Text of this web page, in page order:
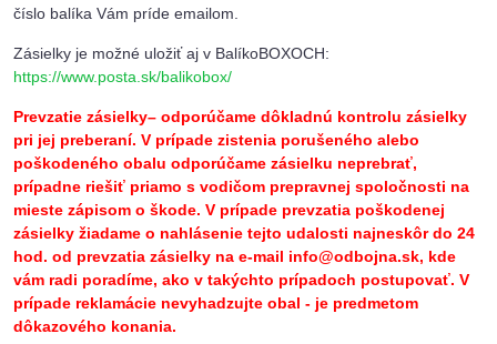
číslo balíka Vám príde emailom.
Zásielky je možné uložiť aj v BalíkoBOXOCH:
https://www.posta.sk/balikobox/
Prevzatie zásielky– odporúčame dôkladnú kontrolu zásielky
pri jej preberaní. V prípade zistenia porušeného alebo
poškodeného obalu odporúčame zásielku neprebrať,
prípadne riešiť priamo s vodičom prepravnej spoločnosti na
mieste zápisom o škode. V prípade prevzatia poškodenej
zásielky žiadame o nahlásenie tejto udalosti najneskôr do 24
hod. od prevzatia zásielky na e-mail info@odbojna.sk, kde
vám radi poradíme, ako v takýchto prípadoch postupovať. V
prípade reklamácie nevyhadzujte obal - je predmetom
dôkazového konania.